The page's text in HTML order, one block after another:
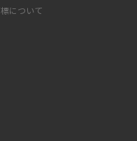
スメする方の特徴や選び方を
について